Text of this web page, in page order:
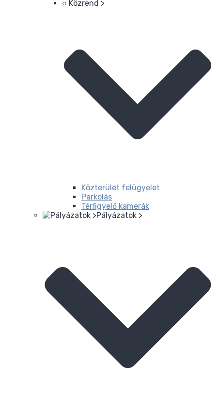
○ Közrend >
Közterület felügyelet
Parkolás
Térfigyelő kamerák
Pályázatok >